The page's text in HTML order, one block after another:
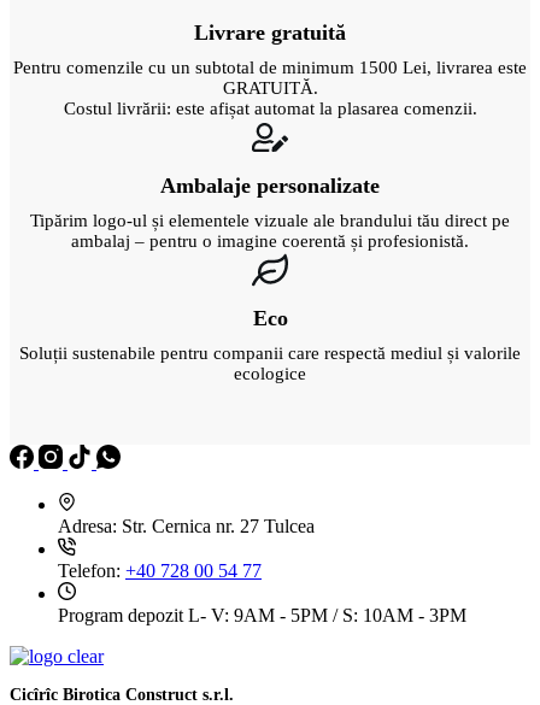
Livrare gratuită
Pentru comenzile cu un subtotal de minimum 1500 Lei, livrarea este
GRATUITĂ.
Costul livrării: este afișat automat la plasarea comenzii.
Ambalaje personalizate
Tipărim logo-ul și elementele vizuale ale brandului tău direct pe
ambalaj – pentru o imagine coerentă și profesionistă.
Eco
Soluții sustenabile pentru companii care respectă mediul și valorile
ecologice
Adresa: Str. Cernica nr. 27 Tulcea
Telefon: +40 728 00 54 77
Program depozit L- V: 9AM - 5PM / S: 10AM - 3PM
Cicîrîc Birotica Construct s.r.l.